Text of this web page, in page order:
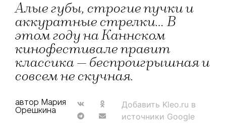
Алые губы, строгие пучки и
аккуратные стрелки... В
этом году на Каннском
кинофестивале правит
классика — беспроигрышная и
совсем не скучная.
автор Мария
Орешкина
Добавить Kleo.ru в
источники Google